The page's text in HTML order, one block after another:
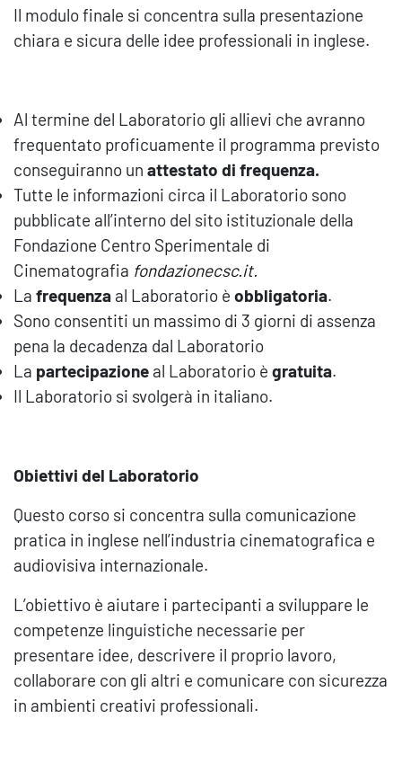
Il modulo finale si concentra sulla presentazione
chiara e sicura delle idee professionali in inglese.
Al termine del Laboratorio gli allievi che avranno
frequentato proficuamente il programma previsto
conseguiranno un attestato di frequenza.
Tutte le informazioni circa il Laboratorio sono
pubblicate all’interno del sito istituzionale della
Fondazione Centro Sperimentale di
Cinematografia fondazionecsc.it.
La frequenza al Laboratorio è obbligatoria.
Sono consentiti un massimo di 3 giorni di assenza
pena la decadenza dal Laboratorio
La partecipazione al Laboratorio è gratuita.
Il Laboratorio si svolgerà in italiano.
Obiettivi del Laboratorio
Questo corso si concentra sulla comunicazione
pratica in inglese nell’industria cinematografica e
audiovisiva internazionale.
L’obiettivo è aiutare i partecipanti a sviluppare le
competenze linguistiche necessarie per
presentare idee, descrivere il proprio lavoro,
collaborare con gli altri e comunicare con sicurezza
in ambienti creativi professionali.